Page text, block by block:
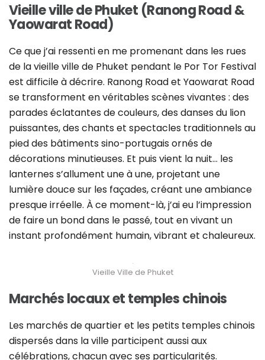
Vieille ville de Phuket (Ranong Road &
Yaowarat Road)
Ce que j’ai ressenti en me promenant dans les rues
de la vieille ville de Phuket pendant le Por Tor Festival
est difficile à décrire. Ranong Road et Yaowarat Road
se transforment en véritables scènes vivantes : des
parades éclatantes de couleurs, des danses du lion
puissantes, des chants et spectacles traditionnels au
pied des bâtiments sino-portugais ornés de
décorations minutieuses. Et puis vient la nuit… les
lanternes s’allument une à une, projetant une
lumière douce sur les façades, créant une ambiance
presque irréelle. À ce moment-là, j’ai eu l’impression
de faire un bond dans le passé, tout en vivant un
instant profondément humain, vibrant et chaleureux.
Vieille Ville de Phuket
Marchés locaux et temples chinois
Les marchés de quartier et les petits temples chinois
dispersés dans la ville participent aussi aux
célébrations, chacun avec ses particularités.